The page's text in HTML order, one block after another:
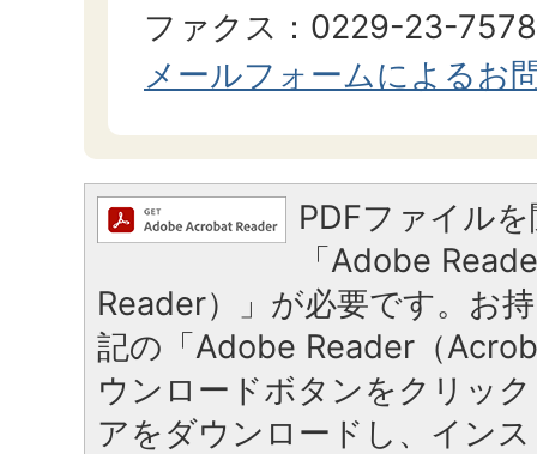
ファクス：0229-23-7578
メールフォームによるお
PDFファイル
「Adobe
Reader）」が必要です。お
記の「Adobe Reader（
ウンロードボタンをクリッ
アをダウンロードし、イン